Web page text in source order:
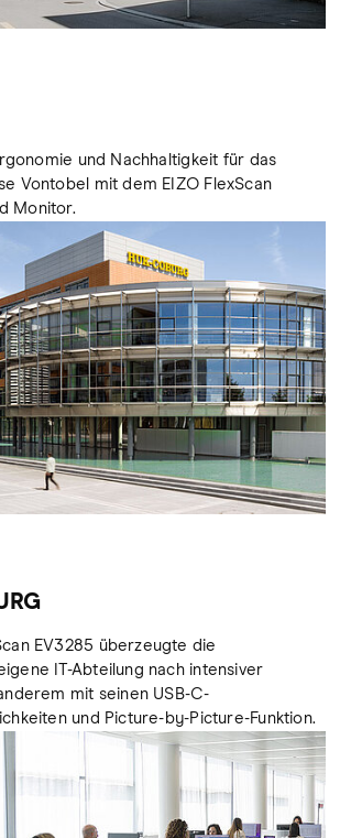
und Nachhaltigkeit für das
Vontobel mit dem EIZO FlexScan
Monitor.
EV3285 überzeugte die
IT-Abteilung nach intensiver
mit seinen USB-C-
und Picture-by-Picture-Funktion.